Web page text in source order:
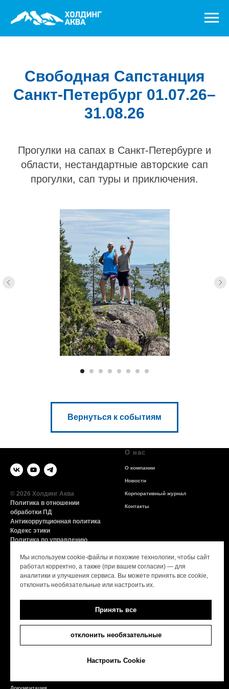
Свободная Сапстанция
Санкт-Петербург 01.07.26–
31.08.26
Прогулки на сапах в Санкт-Петербурге и
области, нестандартные авторские сап
прогулки, сап туры и приключения.
Вернуться к событиям
Мы используем cookie-файлы и похожие технологии, чтобы сайт
работал корректно, а также (при вашем согласии) — для
аналитики и улучшения сервиса. Вы можете принять все cookie,
отклонить необязательные или настроить их.
Принять все
отклонить необязательные
Настроить Cookie
© 2026 Холдинг Аква
Политика в отношении
обработки ПД
Антикоррупционная политика
Кодекс этики
Политика по управлению
СОУТ
О нас
О компании
Новости
Корпоративный журнал
Контакты
Продукция
Документация
Информация
Партнёрам
Оригинал VS Контрафакт
Единая горячая линия